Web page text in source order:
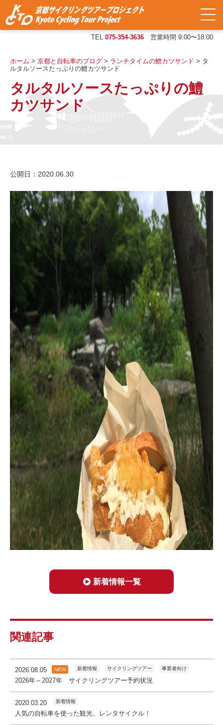
TEL 075-354-3636 営業時間 9:00〜18:00
公開日：2020.06.30
ホーム > 京都と自転車のブログ > ランチタイムの鱧カツサンド > タ
ルタルソースたっぷりの鱧カツサンド
タルタルソースたっぷりの鱧
カツサンド
新着情報一覧
関連記事
2026.08.05 NEW 新着情報 サイクリングツアー 事業者向け
2026年～2027年 サイクリングツアー予約状況
2020.03.20 新着情報
人気の自転車を使った観光、レンタサイクル！